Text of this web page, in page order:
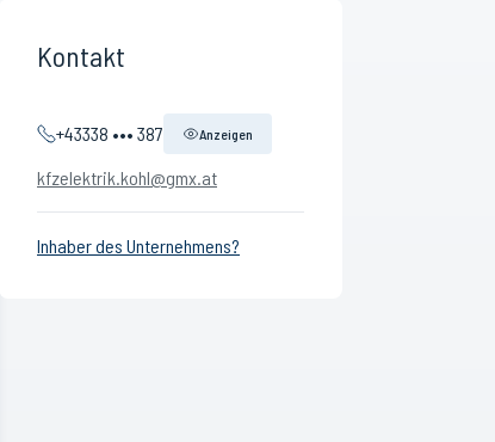
Kontakt
+43338 ••• 387 Anzeigen
kfzelektrik.kohl@gmx.at
Inhaber des Unternehmens?